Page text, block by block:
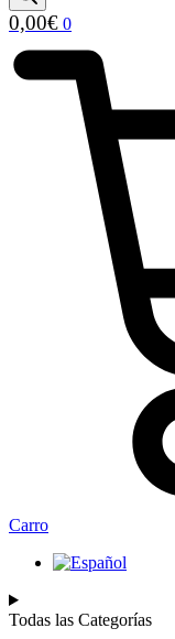
0,00€ 0
Carro
Todas las Categorías